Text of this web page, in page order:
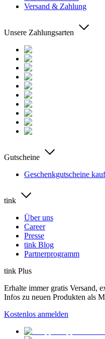
Versand & Zahlung
Unsere Zahlungsarten
Gutscheine
Geschenkgutscheine
tink
Über uns
Career
Presse
tink Blog
Partnerprogramm
tink Plus
Erhalte immer gratis Versand,
Infos zu neuen Produkten als
Kostenlos anmelden